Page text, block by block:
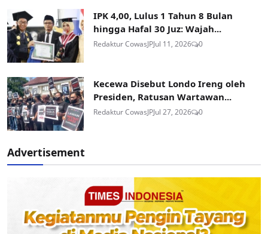
IPK 4,00, Lulus 1 Tahun 8 Bulan
hingga Hafal 30 Juz: Wajah...
Redaktur CowasJPJul 11, 2026 0
Kecewa Disebut Londo Ireng oleh
Presiden, Ratusan Wartawan...
Redaktur CowasJPJul 27, 2026 0
Advertisement